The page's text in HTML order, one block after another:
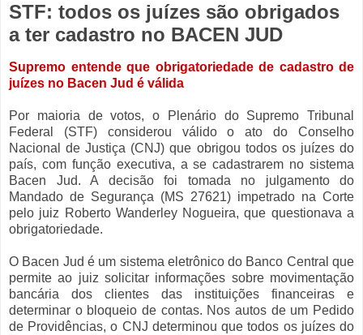
STF: todos os juízes são obrigados
a ter cadastro no BACEN JUD
Supremo entende que obrigatoriedade de cadastro de
juízes no Bacen Jud é válida
Por maioria de votos, o Plenário do Supremo Tribunal
Federal (STF) considerou válido o ato do Conselho
Nacional de Justiça (CNJ) que obrigou todos os juízes do
país, com função executiva, a se cadastrarem no sistema
Bacen Jud. A decisão foi tomada no julgamento do
Mandado de Segurança (MS 27621) impetrado na Corte
pelo juiz Roberto Wanderley Nogueira, que questionava a
obrigatoriedade.
O Bacen Jud é um sistema eletrônico do Banco Central que
permite ao juiz solicitar informações sobre movimentação
bancária dos clientes das instituições financeiras e
determinar o bloqueio de contas. Nos autos de um Pedido
de Providências, o CNJ determinou que todos os juízes do